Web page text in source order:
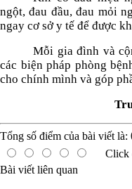
ngột, đau đầu, đau mỏi
ngay cơ sở y tế để được
Mỗi gia đình và
các biện pháp phòng
cho chính mình và góp
Tổng số điểm của bài viết là:
Click
Bài viết liên quan